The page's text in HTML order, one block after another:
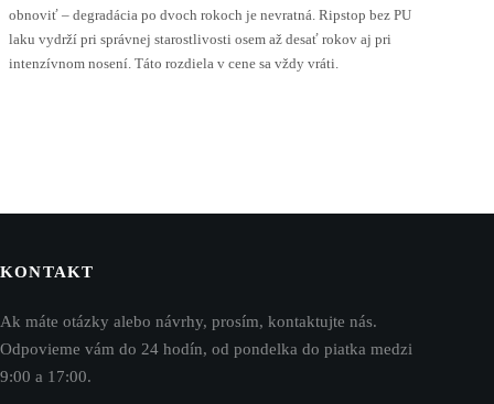
obnoviť – degradácia po dvoch rokoch je nevratná. Ripstop bez PU
laku vydrží pri správnej starostlivosti osem až desať rokov aj pri
intenzívnom nosení. Táto rozdiela v cene sa vždy vráti.
KONTAKT
Ak máte otázky alebo návrhy, prosím, kontaktujte nás.
Odpovieme vám do 24 hodín, od pondelka do piatka medzi
9:00 a 17:00.